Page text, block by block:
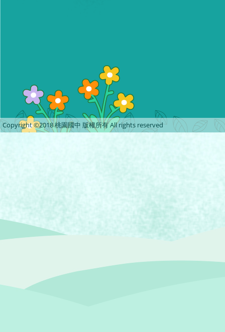
Copyright ©2018 桃園國中 版權所有 All rights reserved